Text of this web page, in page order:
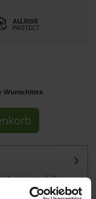
Wunschliste
ist eine mobile